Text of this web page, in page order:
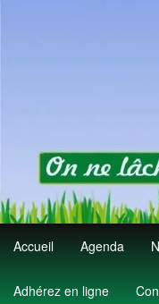
Accueil Agenda
Adhérez en ligne